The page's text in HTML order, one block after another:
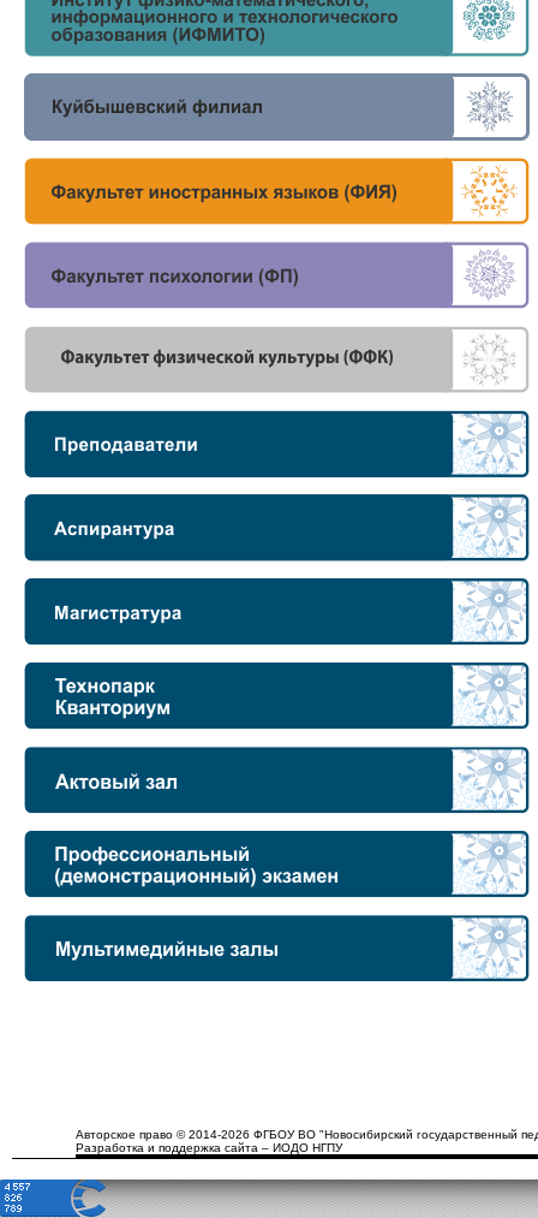
Авторское право © 2014-2026 ФГБОУ ВО "Новосибирский государственный
Разработка и поддержка сайта – ИОДО НГПУ